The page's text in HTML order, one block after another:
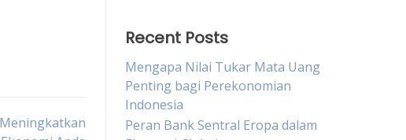
Recent Posts
Mengapa Nilai Tukar Mata Uang
Penting bagi Perekonomian
Indonesia
Peran Bank Sentral Eropa dalam